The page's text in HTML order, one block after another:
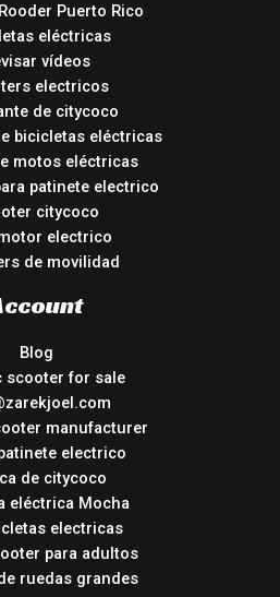
Puerto Rico
eléctricas
vídeos
electricos
de citycoco
bicicletas eléctricas
motos eléctricas
patinete electrico
citycoco
electrico
de movilidad
Blog
scooter for sale
manufacturer
electrico
de citycoco
eléctrica Mocha
electricas
para adultos
ruedas grandes